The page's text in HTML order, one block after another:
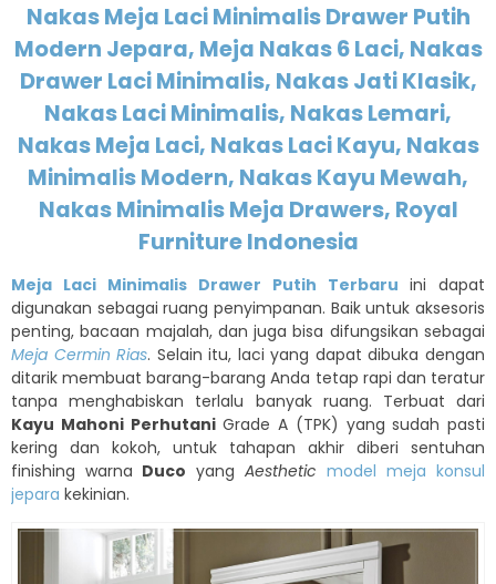
Nakas Meja Laci Minimalis Drawer Putih
Modern Jepara, Meja Nakas 6 Laci, Nakas
Drawer Laci Minimalis, Nakas Jati Klasik,
Nakas Laci Minimalis, Nakas Lemari,
Nakas Meja Laci, Nakas Laci Kayu, Nakas
Minimalis Modern, Nakas Kayu Mewah,
Nakas Minimalis Meja Drawers, Royal
Furniture Indonesia
Meja Laci Minimalis Drawer Putih Terbaru ini dapat
digunakan sebagai ruang penyimpanan. Baik untuk aksesoris
penting, bacaan majalah, dan juga bisa difungsikan sebagai
Meja Cermin Rias. Selain itu, laci yang dapat dibuka dengan
ditarik membuat barang-barang Anda tetap rapi dan teratur
tanpa menghabiskan terlalu banyak ruang. Terbuat dari
Kayu Mahoni PerhutaniGrade A (TPK) yang sudah pasti
kering dan kokoh, untuk tahapan akhir diberi sentuhan
finishing warna Duco yang Aesthetic model meja konsul
jepara kekinian.